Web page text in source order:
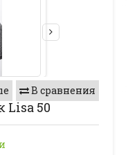
В сравнения
Lisa 50